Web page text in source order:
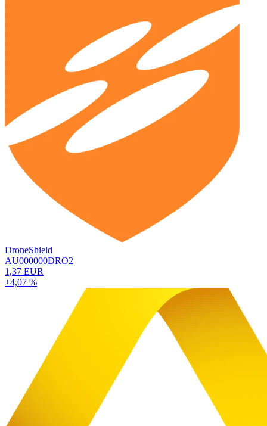
DroneShield
AU000000DRO2
1,37 EUR
+4,07 %